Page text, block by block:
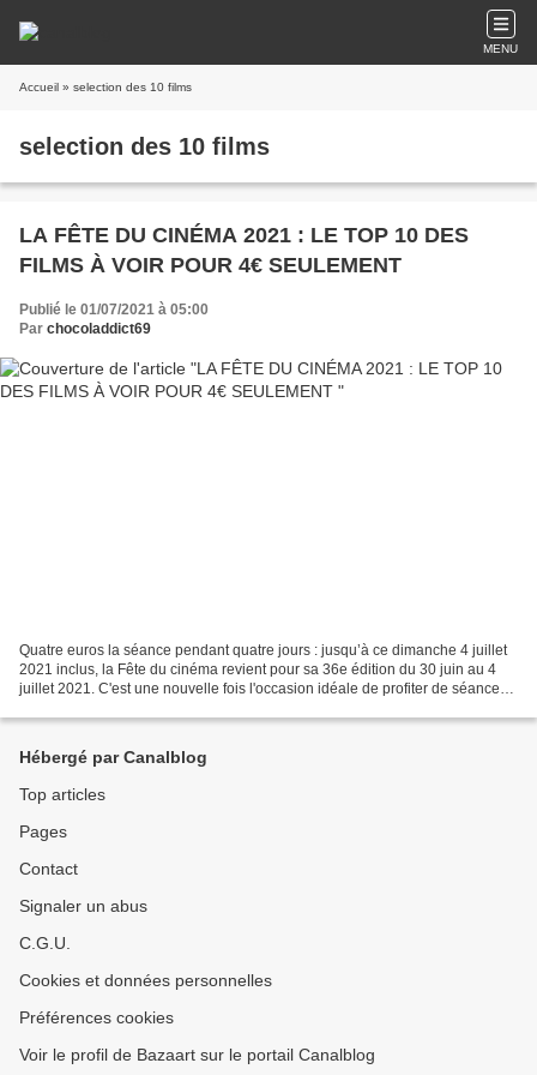
MENU
Accueil » selection des 10 films
selection des 10 films
LA FÊTE DU CINÉMA 2021 : LE TOP 10 DES
FILMS À VOIR POUR 4€ SEULEMENT
Publié le 01/07/2021 à 05:00
Par chocoladdict69
Quatre euros la séance pendant quatre jours : jusqu’à ce dimanche 4 juillet
2021 inclus, la Fête du cinéma revient pour sa 36e édition du 30 juin au 4
juillet 2021. C'est une nouvelle fois l'occasion idéale de profiter de séances
Hébergé par Canalblog
Top articles
Pages
Contact
Signaler un abus
C.G.U.
Cookies et données personnelles
Préférences cookies
Voir le profil de Bazaart sur le portail Canalblog